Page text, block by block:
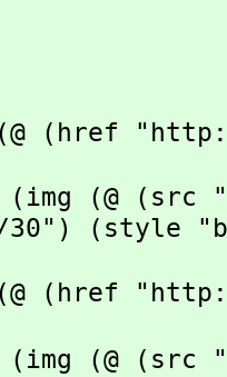
(href
(src "./
30") (style
(href "http://
(src "./